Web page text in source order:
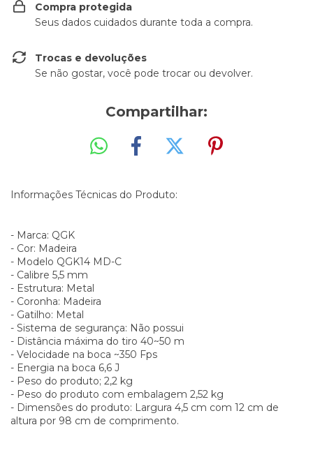
Compra protegida
Seus dados cuidados durante toda a compra.
Trocas e devoluções
Se não gostar, você pode trocar ou devolver.
Compartilhar:
Informações Técnicas do Produto:
- Marca: QGK
- Cor: Madeira
- Modelo QGK14 MD-C
- Calibre 5,5 mm
- Estrutura: Metal
- Coronha: Madeira
- Gatilho: Metal
- Sistema de segurança: Não possui
- Distância máxima do tiro 40~50 m
- Velocidade na boca ~350 Fps
- Energia na boca 6,6 J
- Peso do produto; 2,2 kg
- Peso do produto com embalagem 2,52 kg
- Dimensões do produto: Largura 4,5 cm com 12 cm de
altura por 98 cm de comprimento.